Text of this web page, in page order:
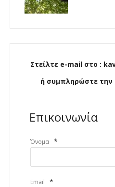
Στείλτε e-mail στο :
ή συμπληρώστε
Επικοινωνία
Όνομα *
Email *